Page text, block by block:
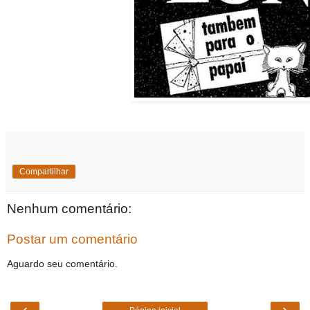
Compartilhar
Nenhum comentário:
Postar um comentário
Aguardo seu comentário.